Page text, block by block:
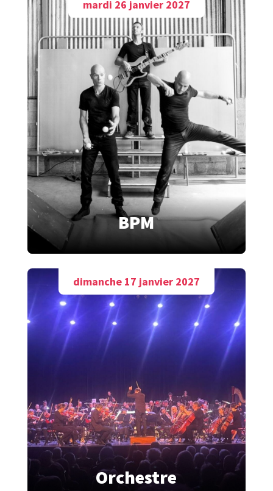
mardi 26 janvier 2027
BPM
dimanche 17 janvier 2027
Orchestre